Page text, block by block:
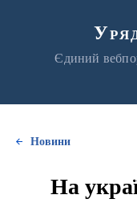
Єдиний
Новини
На